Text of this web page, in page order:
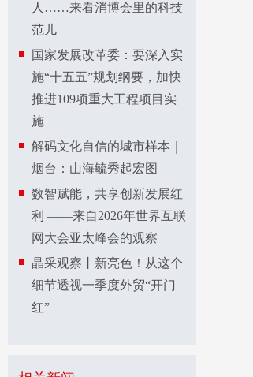
人……来看消博会里的科技
范儿
国家发展改革委：要深入实
施“十五五”规划纲要，加快
推进109项重大工程项目实
施
解码文化自信的城市样本｜
烟台：山海毓秀起宏图
数智赋能，共享创新发展红
利 ——来自2026年世界互联
网大会亚太峰会的观察
晶采观察丨新亮色！从这个
细节透视一季度外贸“开门
红”